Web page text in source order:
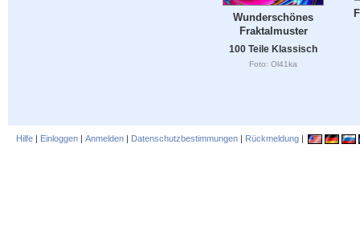
Wunderschönes
Fraktalmuster
100 Teile Klassisch
Foto: Ol41ka
Hilfe | Einloggen | Anmelden | Datenschutzbestimmungen | Rückmeldung |